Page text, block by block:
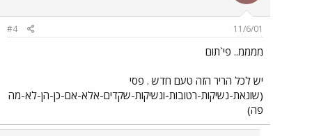
11/6/01
#4
ממממ.. פי`תום
יש לכל הריר הזה טעם חדש . פסי
(שונאת-נשיקות-רטובות-ונשיקות-שקדים-אלא-אם-כן-הן-לא-מה
פה)